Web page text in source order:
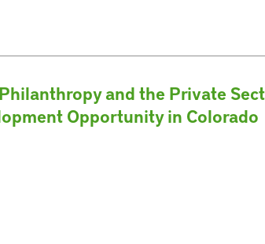
and the Private
Opportunity in Colorado